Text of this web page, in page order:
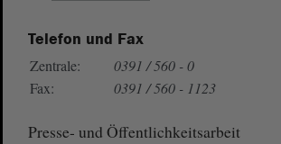
Telefon und Fax
Zentrale:
0391 / 560 - 0
Fax:
0391 / 560 - 1123
Presse- und Öffentlichkeitsarbeit